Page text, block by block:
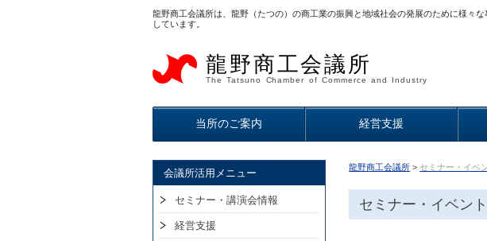
龍野商工会議所は、龍野（たつの）の商工業の振興と地域社会の発展のために様々な
しています。
龍野商工会議所
The Tatsuno Chamber of Commerce and Industry
当所のご案内 経営支援
龍野商工会議所 > セミナー・イベ
セミナー・イベント
会議所活用メニュー
セミナー・講演会情報
経営支援